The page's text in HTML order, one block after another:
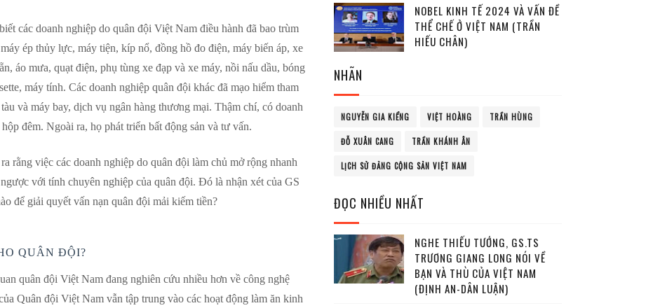
các doanh nghiệp do quân đội Việt Nam điều hành đã bao trùm
ép thủy lực, máy tiện, kíp nổ, đồng hồ đo điện, máy biến áp, xe
áo mưa, quạt điện, phụ tùng xe đạp và xe máy, nồi nấu dầu, bóng
máy tính. Các doanh nghiệp quân đội khác đã mạo hiểm tham
và máy bay, dịch vụ ngân hàng thương mại. Thậm chí, có doanh
đêm. Ngoài ra, họ phát triển bất động sản và tư vấn.
rằng việc các doanh nghiệp do quân đội làm chủ mở rộng nhanh
với tính chuyên nghiệp của quân đội. Đó là nhận xét của GS
để giải quyết vấn nạn quân đội mải kiếm tiền?
QUÂN ĐỘI?
quân đội Việt Nam đang nghiên cứu nhiều hơn về công nghệ
Quân đội Việt Nam vẫn tập trung vào các hoạt động làm ăn kinh
NOBEL KINH TẾ 2024 VÀ VẤN ĐỀ
THỂ CHẾ Ở VIỆT NAM (TRẦN
HIẾU CHÂN)
NHÃN
NGUYỄN GIA KIỂNG VIỆT HOÀNG TRẦN HÙNG
ĐỖ XUÂN CANG TRẦN KHÁNH ÂN
LỊCH SỬ ĐẢNG CỘNG SẢN VIỆT NAM
ĐỌC NHIỀU NHẤT
NGHE THIẾU TƯỚNG, GS.TS
TRƯƠNG GIANG LONG NÓI VỀ
BẠN VÀ THÙ CỦA VIỆT NAM
(ĐỊNH AN-DÂN LUẬN)